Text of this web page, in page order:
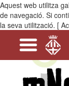
Aquest web utilitza
de navegació. Si
la seva utilització. [
MENÚ
Serveis
+
Projectes
+
Activitats
+
Equipaments
+
PIJ
Casals
Bages
+
Contacta'ns
+